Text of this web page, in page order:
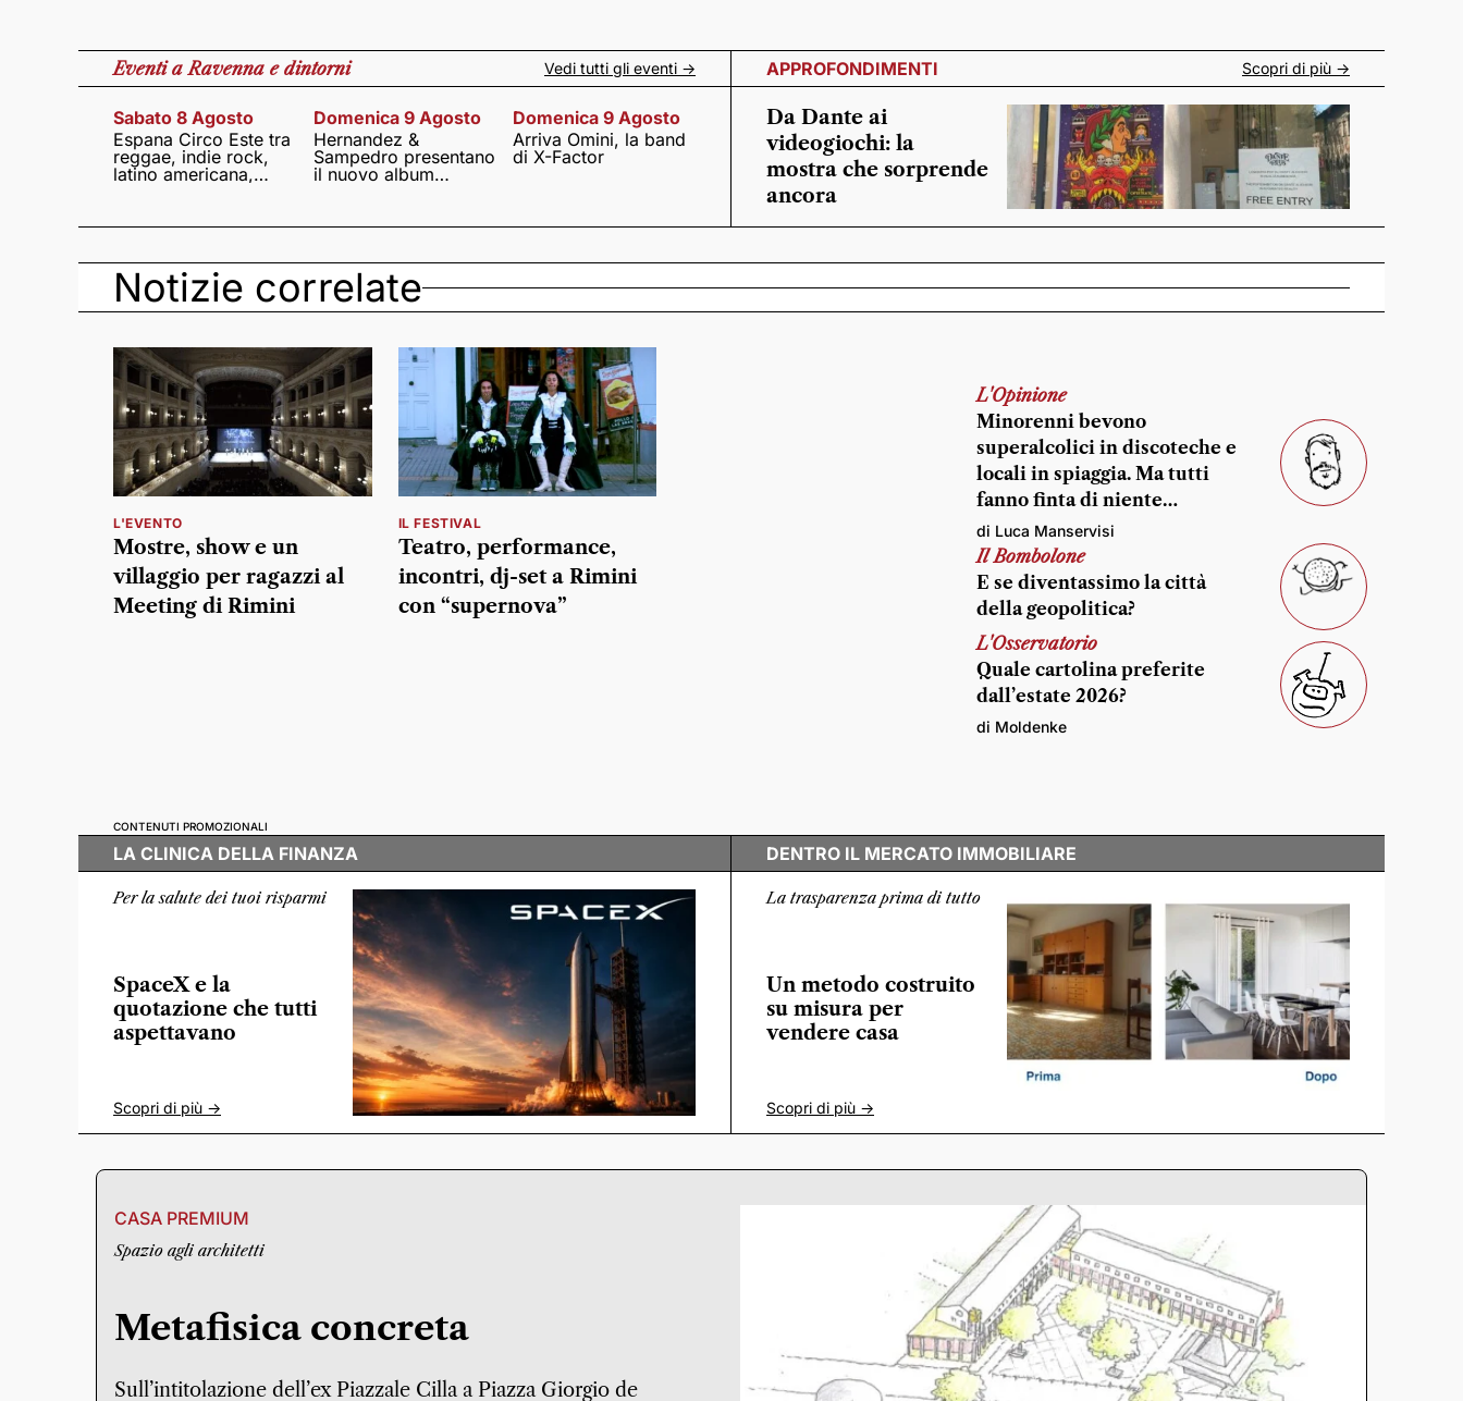
Eventia Ravenna e dintorni Vedi tutti gli eventi ->
Sabato 8 Agosto
Espana Circo Este tra
reggae, indie rock,
latino americana,
Domenica 9 Agosto
Hernandez &
Sampedro presentano
il nuovo album
Domenica 9 Agosto
Arriva Omini, la band
di X-Factor
APPROFONDIMENTI Scopri di più ->
Da Dante ai
videogiochi: la
mostra che sorprende
ancora
Notizie correlate
L'EVENTO
Mostre, show e un
villaggio per ragazzi al
Meeting di Rimini
IL FESTIVAL
Teatro, performance,
incontri, dj-set a Rimini
con “supernova”
L'Opinione
Minorenni bevono
superalcolici in discoteche e
locali in spiaggia. Ma tutti
fanno finta di niente…
di Luca Manservisi
Il Bombolone
E se diventassimo la città
della geopolitica?
L'Osservatorio
Quale cartolina preferite
dall’estate 2026?
di Moldenke
CONTENUTI PROMOZIONALI
LA CLINICA DELLA FINANZA
Per la salute dei tuoi risparmi
SpaceX e la
quotazione che tutti
aspettavano
Scopri di più ->
DENTRO IL MERCATO IMMOBILIARE
La trasparenza prima di tutto
Un metodo costruito
su misura per
vendere casa
Scopri di più ->
CASA PREMIUM
Spazio agli architetti
Metafisica concreta
Sull’intitolazione dell’ex Piazzale Cilla a Piazza Giorgio de